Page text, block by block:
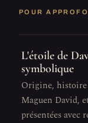
POUR
L'étoile de
symbolique
Origine, histoire
Maguen David,
présentées avec